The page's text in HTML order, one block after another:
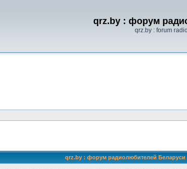
qrz.by : форум
qrz.by : forum
qrz.by : форум радиолюбителей Беларуси